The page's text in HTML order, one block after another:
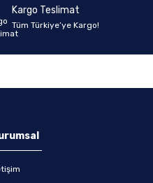
Kargo Teslimat
Tüm Türkiye’ye Kargo!